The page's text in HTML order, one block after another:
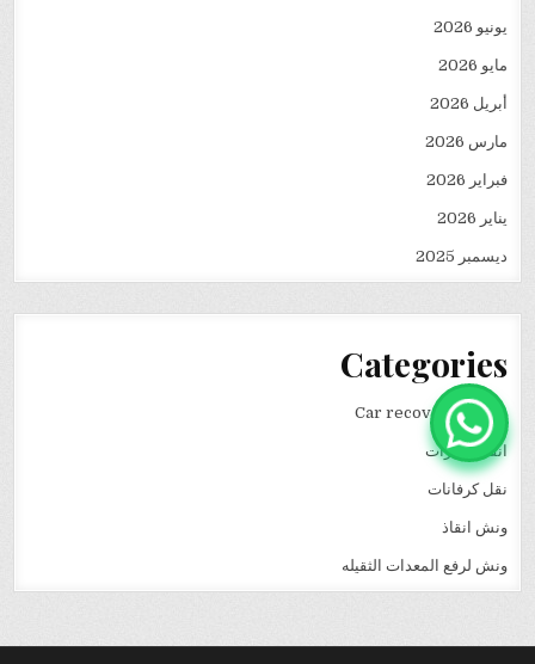
يونيو 2026
مايو 2026
أبريل 2026
مارس 2026
فبراير 2026
يناير 2026
ديسمبر 2025
Categories
Car recovery winch
انقاذ سيارات
نقل كرفانات
ونش انقاذ
ونش لرفع المعدات الثقيله